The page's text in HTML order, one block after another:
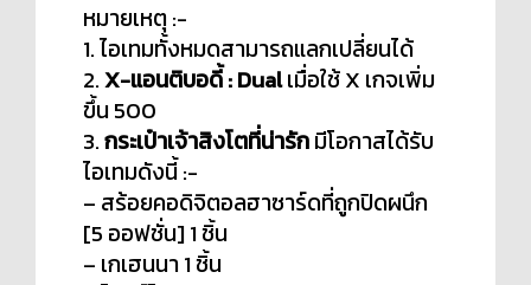
หมายเหตุ :-
1. ไอเทมทั้งหมดสามารถแลกเปลี่ยนได้
2.X-แอนติบอดี้ : Dualเมื่อใช้ X เกจเพิ่ม
ขึ้น 500
3.กระเป๋าเจ้าสิงโตที่น่ารักมีโอกาสได้รับ
ไอเทมดังนี้ :-
– สร้อยคอดิจิตอลฮาซาร์ดที่ถูกปิดผนึก
[5 ออฟชั่น] 1 ชิ้น
– เกเฮนนา 1 ชิ้น